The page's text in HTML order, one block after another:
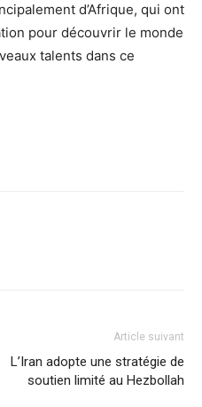
d’Afrique, qui ont
pour découvrir le monde
talents dans ce
Article suivant
L’Iran adopte une stratégie de
soutien limité au Hezbollah